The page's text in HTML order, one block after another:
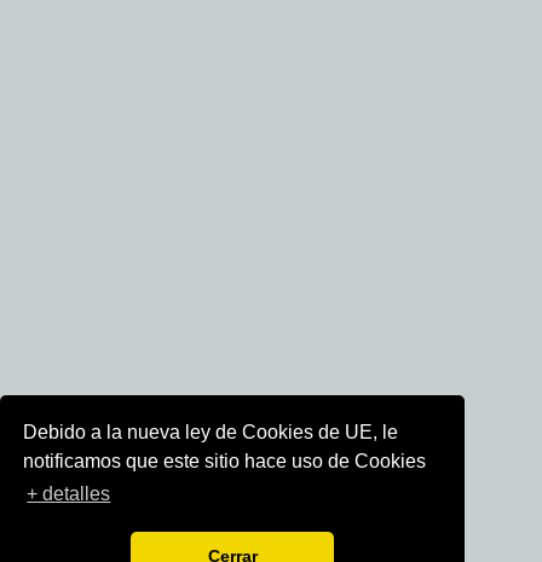
Debido a la nueva ley de Cookies de UE, le
notificamos que este sitio hace uso de Cookies
+ detalles
Cerrar